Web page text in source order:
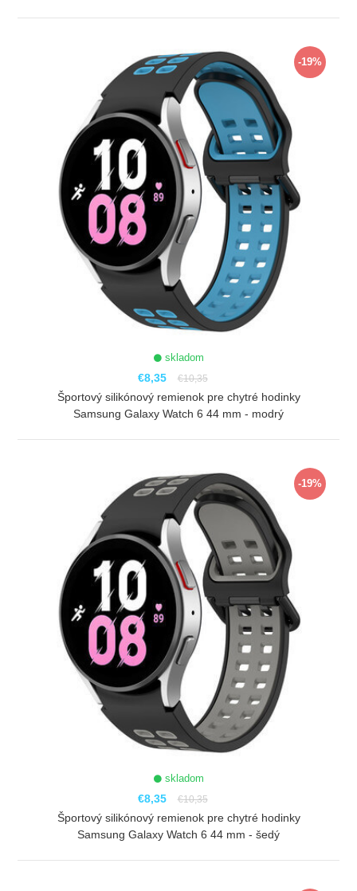
-19%
skladom
€8,35 €10,35
Športový silikónový remienok pre chytré hodinky
Samsung Galaxy Watch 6 44 mm - modrý
-19%
skladom
€8,35 €10,35
Športový silikónový remienok pre chytré hodinky
Samsung Galaxy Watch 6 44 mm - šedý